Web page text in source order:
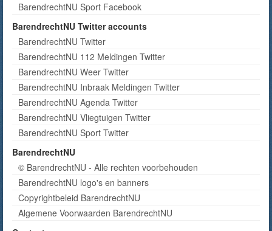
BarendrechtNU Sport Facebook
BarendrechtNU Twitter accounts
BarendrechtNU Twitter
BarendrechtNU 112 Meldingen Twitter
BarendrechtNU Weer Twitter
BarendrechtNU Inbraak Meldingen Twitter
BarendrechtNU Agenda Twitter
BarendrechtNU Vliegtuigen Twitter
BarendrechtNU Sport Twitter
BarendrechtNU
© BarendrechtNU - Alle rechten voorbehouden
BarendrechtNU logo's en banners
Copyrightbeleid BarendrechtNU
Algemene Voorwaarden BarendrechtNU